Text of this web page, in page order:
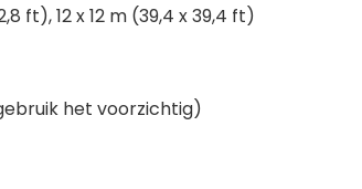
ft), 12 x 12 m (39,4 x 39,4 ft)
het voorzichtig)